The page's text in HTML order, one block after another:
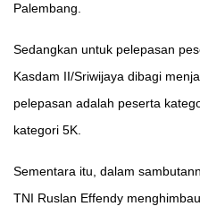
Palembang.
Sedangkan untuk pelepasan
Kasdam II/Sriwijaya dibagi
pelepasan adalah peserta
kategori 5K.
Sementara itu, dalam
TNI Ruslan Effendy